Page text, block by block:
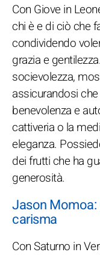
Con Giove in
chi è e di ciò che
condividendo
grazia e
socievolezza,
assicurandosi
benevolenza e
cattiveria o la
eleganza.
dei frutti che ha
generosità.
Jason Momoa:
carisma
Con Saturno in